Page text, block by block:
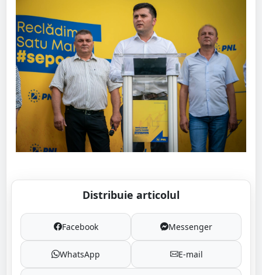
Distribuie articolul
Facebook Messenger
WhatsApp E-mail